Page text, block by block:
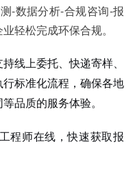
-数据分析-合规咨询-报
轻松完成环保合规。
线上委托、快递寄样、
标准化流程，确保各地
品质的服务体验。
工程师在线，快速获取报